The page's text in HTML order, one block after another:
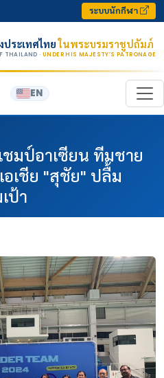
ระบบนักกีฬา
ระเทศไทยในพระบรมราชูปถัมภ์
THAILAND · UNDER HIS MAJESTY’S PATRONAGE
EN
มป์อาเซียน ทีมชาย
อเชีย "สุชัย" ปลื้ม
ป้า